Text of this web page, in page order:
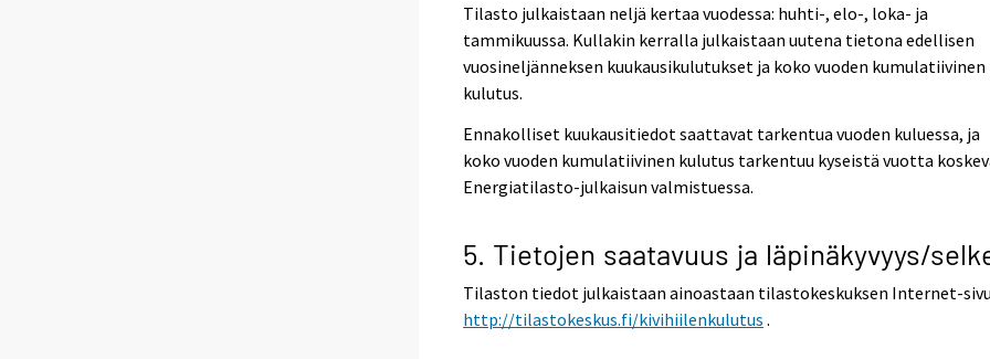
Tilasto julkaistaan neljä kertaa vuodessa: huhti-, elo-, loka- ja
tammikuussa. Kullakin kerralla julkaistaan uutena tietona edellisen
vuosineljänneksen kuukausikulutukset ja koko vuoden kumulatiivinen
kulutus.
Ennakolliset kuukausitiedot saattavat tarkentua vuoden kuluessa, ja
koko vuoden kumulatiivinen kulutus tarkentuu kyseistä vuotta
Energiatilasto-julkaisun valmistuessa.
5. Tietojen saatavuus ja läpinäkyvyys/
Tilaston tiedot julkaistaan ainoastaan tilastokeskuksen Internet-
http://tilastokeskus.fi/kivihiilenkulutus .